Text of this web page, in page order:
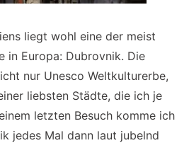
liegt wohl eine der meist
in Europa: Dubrovnik. Die
nur Unesco Weltkulturerbe,
liebsten Städte, die ich je
letzten Besuch komme ich
jedes Mal dann laut jubelnd